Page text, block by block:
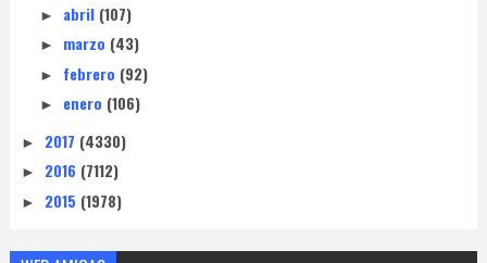
► abril (107)
► marzo (43)
► febrero (92)
► enero (106)
► 2017 (4330)
► 2016 (7112)
► 2015 (1978)